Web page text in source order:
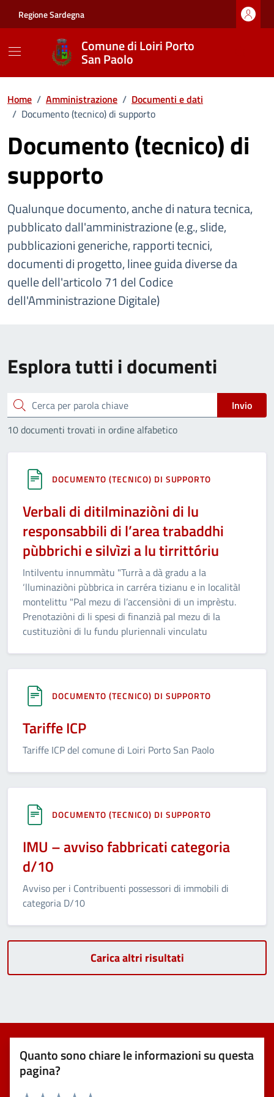
Regione Sardegna
Comune di Loiri Porto
San Paolo
Home / Amministrazione / Documenti e dati
/ Documento (tecnico) di supporto
Documento (tecnico) di
supporto
Qualunque documento, anche di natura tecnica,
pubblicato dall'amministrazione (e.g., slide,
pubblicazioni generiche, rapporti tecnici,
documenti di progetto, linee guida diverse da
quelle dell'articolo 71 del Codice
dell'Amministrazione Digitale)
Esplora tutti i documenti
Cerca
Invio
10 documenti trovati in ordine alfabetico
DOCUMENTO (TECNICO) DI SUPPORTO
Verbali di ditilminaziòni di lu
responsabbili di l’area trabaddhi
pùbbrichi e silvìzi a lu tirrittóriu
Intilventu innummàtu "Turrà a dà gradu a la
‘lluminaziòni pùbbrica in carréra tizianu e in localitàI
montelittu "Pal mezu di l’accensiòni di un imprèstu.
Prenotaziòni di li spesi di finanzià pal mezu di la
custituziòni di lu fundu pluriennali vinculatu
DOCUMENTO (TECNICO) DI SUPPORTO
Tariffe ICP
Tariffe ICP del comune di Loiri Porto San Paolo
DOCUMENTO (TECNICO) DI SUPPORTO
IMU – avviso fabbricati categoria
d/10
Avviso per i Contribuenti possessori di immobili di
categoria D/10
Carica altri risultati
Quanto sono chiare le informazioni su questa
pagina?